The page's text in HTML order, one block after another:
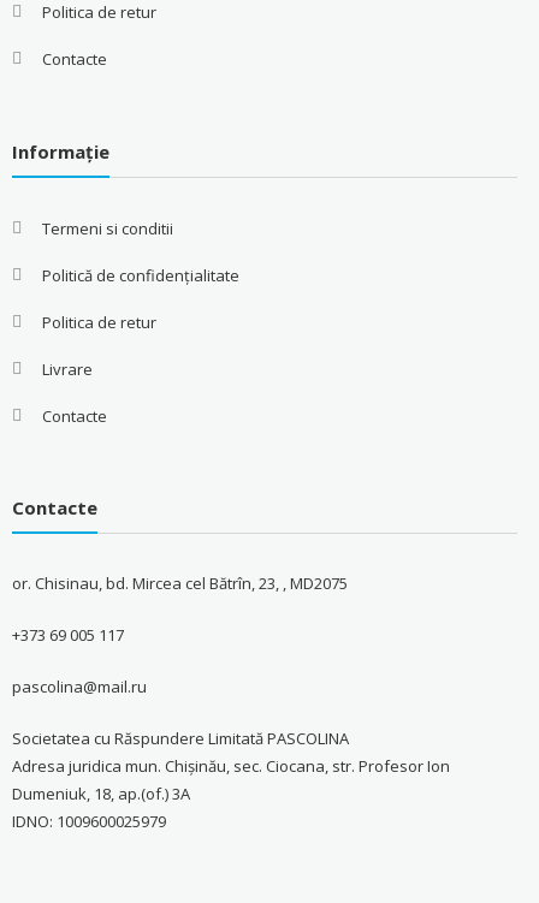
Politica de retur
Contacte
Informație
Termeni si conditii
Politică de confidențialitate
Politica de retur
Livrare
Contacte
Contacte
or. Chisinau, bd. Mircea cel Bătrîn, 23, , MD2075
+373 69 005 117
pascolina@mail.ru
Societatea cu Răspundere Limitată PASCOLINA
Adresa juridica mun. Chişinău, sec. Ciocana, str. Profesor Ion
Dumeniuk, 18, ap.(of.) 3A
IDNO: 1009600025979